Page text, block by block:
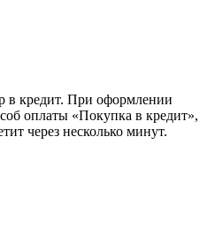
в кредит. При оформлении
оплаты «Покупка в кредит»,
через несколько минут.